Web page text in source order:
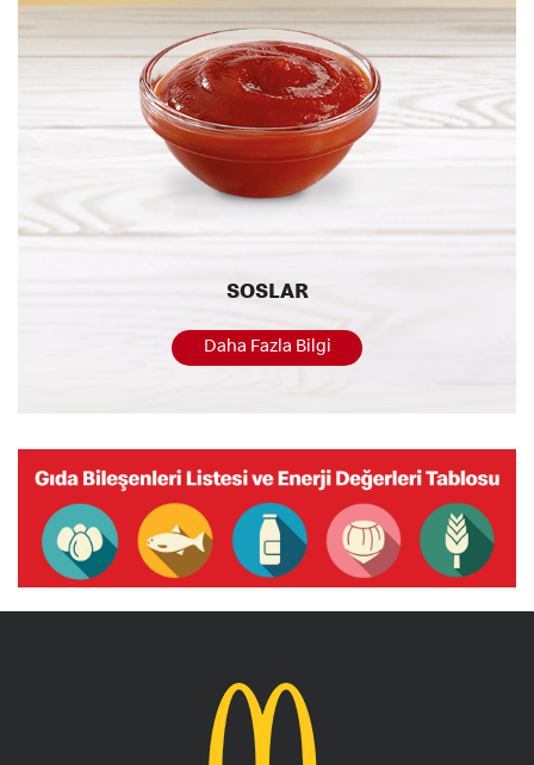
SOSLAR
Daha Fazla Bilgi